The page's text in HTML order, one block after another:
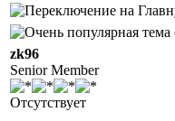
zk96
Senior Member
Отсутствует